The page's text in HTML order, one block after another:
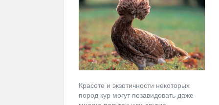
Красоте и экзотичности некоторых
пород кур могут позавидовать даже